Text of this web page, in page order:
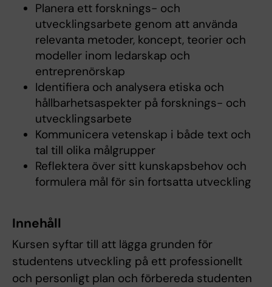
Planera ett forsknings- och
utvecklingsarbete genom att använda
relevanta metoder, koncept, teorier och
modeller inom ledarskap och
entreprenörskap
Identifiera och analysera etiska och
hållbarhetsaspekter på forsknings- och
utvecklingsarbete
Kommunicera vetenskap i både text och
tal till olika målgrupper
Reflektera över sitt kunskapsbehov och
formulera mål för sin fortsatta utveckling
Innehåll
Kursen syftar till att lägga grunden för
studentens utveckling på ett professionellt
och personligt plan och förbereda studenten